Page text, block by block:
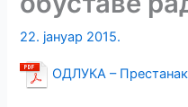
22. јануар 2015.
ОДЛУКА – Престанак